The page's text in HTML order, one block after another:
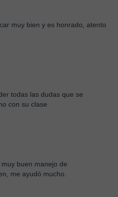
muy bien y es honrado, atento
todas las dudas que se
con su clase
buen manejo de
me ayudó mucho.